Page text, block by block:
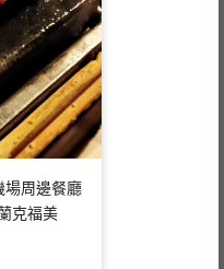
場周邊餐廳
克福美